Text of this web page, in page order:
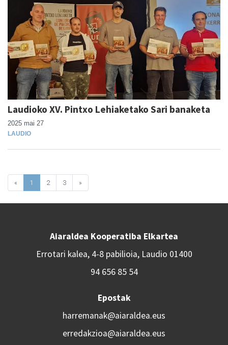
Laudioko XV. Pintxo Lehiaketako Sari banaketa
2025 mai 27
LAUDIO
« 1 2 3 »
Aiaraldea Kooperatiba Elkartea
Errotari kalea, 4-8 pabilioia, Laudio 01400
94 656 85 54
Epostak
harremanak@aiaraldea.eus
erredakzioa@aiaraldea.eus